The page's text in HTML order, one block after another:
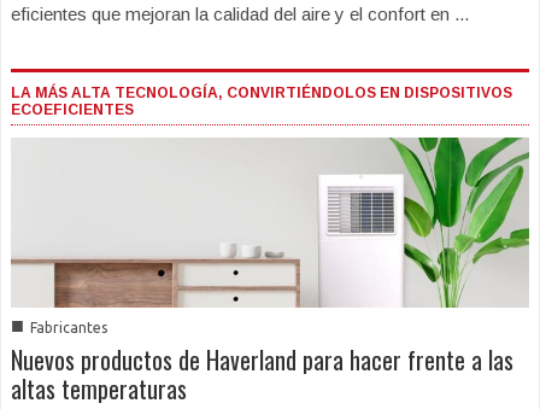
eficientes que mejoran la calidad del aire y el confort en ...
LA MÁS ALTA TECNOLOGÍA, CONVIRTIÉNDOLOS EN DISPOSITIVOS
ECOEFICIENTES
■ Fabricantes
Nuevos productos de Haverland para hacer frente a las
altas temperaturas